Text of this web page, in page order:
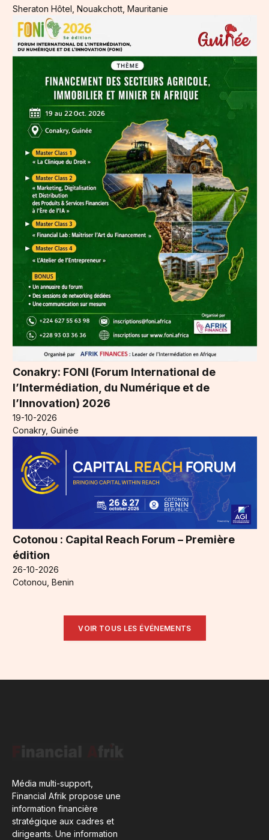
Sheraton Hôtel, Nouakchott, Mauritanie
Conakry: FONI (Forum International de
l’Intermédiation, du Numérique et de
l’Innovation) 2026
19-10-2026
Conakry, Guinée
Cotonou : Capital Reach Forum – Première
édition
26-10-2026
Cotonou, Benin
VOIR TOUS LES ÉVÉNEMENTS
Média multi-support,
Financial Afrik propose une
information financière
stratégique aux cadres et
dirigeants. Une information